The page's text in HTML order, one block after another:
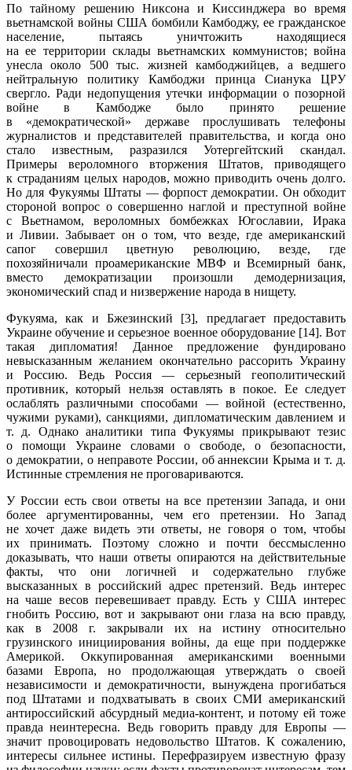
По тайному решению Никсона и Киссинджера во время
вьетнамской войны США бомбили Камбоджу, ее гражданское
население, пытаясь уничтожить находящиеся
на ее территории склады вьетнамских коммунистов; война
унесла около 500 тыс. жизней камбоджийцев, а ведшего
нейтральную политику Камбоджи принца Сианука ЦРУ
свергло. Ради недопущения утечки информации о позорной
войне в Камбодже было принято решение
в «демократической» державе прослушивать телефоны
журналистов и представителей правительства, и когда оно
стало известным, разразился Уотергейтский скандал.
Примеры вероломного вторжения Штатов, приводящего
к страданиям целых народов, можно приводить очень долго.
Но для Фукуямы Штаты — форпост демократии. Он обходит
стороной вопрос о совершенно наглой и преступной войне
с Вьетнамом, вероломных бомбежках Югославии, Ирака
и Ливии. Забывает он о том, что везде, где американский
сапог совершил цветную революцию, везде, где
похозяйничали проамериканские МВФ и Всемирный банк,
вместо демократизации произошли демодернизация,
экономический спад и низвержение народа в нищету.
Фукуяма, как и Бжезинский [3], предлагает предоставить
Украине обучение и серьезное военное оборудование [14]. Вот
такая дипломатия! Данное предложение фундировано
невысказанным желанием окончательно рассорить Украину
и Россию. Ведь Россия — серьезный геополитический
противник, который нельзя оставлять в покое. Ее следует
ослаблять различными способами — войной (естественно,
чужими руками), санкциями, дипломатическим давлением и
т. д. Однако аналитики типа Фукуямы прикрывают тезис
о помощи Украине словами о свободе, о безопасности,
о демократии, о неправоте России, об аннексии Крыма и т. д.
Истинные стремления не проговариваются.
У России есть свои ответы на все претензии Запада, и они
более аргументированны, чем его претензии. Но Запад
не хочет даже видеть эти ответы, не говоря о том, чтобы
их принимать. Поэтому сложно и почти бессмысленно
доказывать, что наши ответы опираются на действительные
факты, что они логичней и содержательно глубже
высказанных в российский адрес претензий. Ведь интерес
на чаше весов перевешивает правду. Есть у США интерес
гнобить Россию, вот и закрывают они глаза на всю правду,
как в 2008 г. закрывали их на истину относительно
грузинского инициирования войны, да еще при поддержке
Америкой. Оккупированная американскими военными
базами Европа, но продолжающая утверждать о своей
независимости и демократичности, вынуждена прогибаться
под Штатами и подхватывать в своих СМИ американский
антироссийский абсурдный медиа-контент, и потому ей тоже
правда неинтересна. Ведь говорить правду для Европы —
значит провоцировать недовольство Штатов. К сожалению,
интересы сильнее истины. Перефразируем известную фразу